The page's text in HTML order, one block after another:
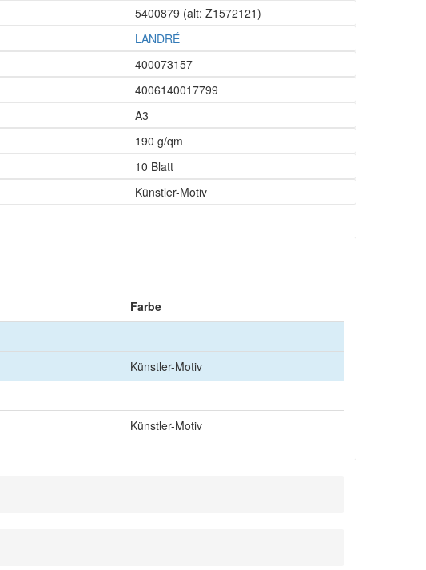
5400879 (alt: Z1572121)
LANDRÉ
400073157
4006140017799
A3
190 g/qm
10 Blatt
Künstler-Motiv
Farbe
Künstler-Motiv
Künstler-Motiv